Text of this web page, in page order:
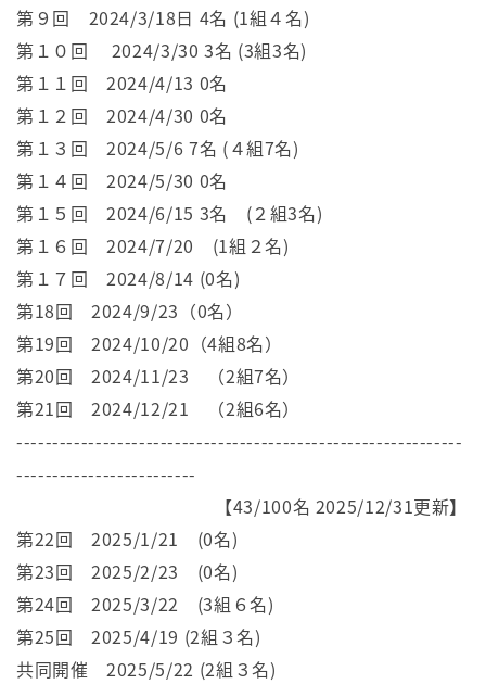
第９回 2024/3/18日 4名 (1組４名)
第１０回 2024/3/30 3名 (3組3名)
第１１回 2024/4/13 0名
第１２回 2024/4/30 0名
第１３回 2024/5/6 7名 (４組7名)
第１４回 2024/5/30 0名
第１５回 2024/6/15 3名 (２組3名)
第１６回 2024/7/20 (1組２名)
第１７回 2024/8/14 (0名)
第18回 2024/9/23（0名）
第19回 2024/10/20（4組8名）
第20回 2024/11/23 （2組7名）
第21回 2024/12/21 （2組6名）
--------------------------------------------------------------
-------------------------
【43/100名 2025/12/31更新】
第22回 2025/1/21 (0名)
第23回 2025/2/23 (0名)
第24回 2025/3/22 (3組６名)
第25回 2025/4/19 (2組３名)
共同開催 2025/5/22 (2組３名)